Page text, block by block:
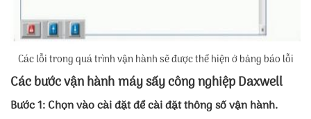
Các lỗi trong quá trình vận hành sẽ được thể hiện ở bảng báo lỗi
Các bước vận hành máy sấy công nghiệp Daxwell
Bước 1: Chọn vào cài đặt để cài đặt thông số vận hành.